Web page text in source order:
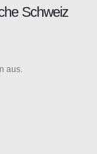
Schweiz
aus.